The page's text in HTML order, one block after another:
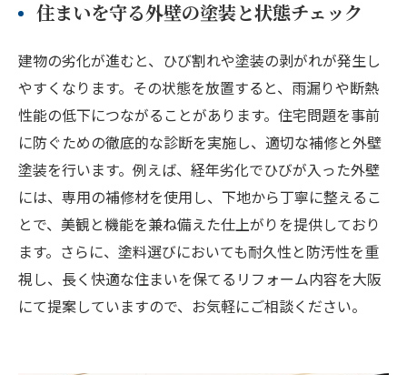
住まいを守る外壁の塗装と状態チェック
建物の劣化が進むと、ひび割れや塗装の剥がれが発生し
やすくなります。その状態を放置すると、雨漏りや断熱
性能の低下につながることがあります。住宅問題を事前
に防ぐための徹底的な診断を実施し、適切な補修と外壁
塗装を行います。例えば、経年劣化でひびが入った外壁
には、専用の補修材を使用し、下地から丁寧に整えるこ
とで、美観と機能を兼ね備えた仕上がりを提供しており
ます。さらに、塗料選びにおいても耐久性と防汚性を重
視し、長く快適な住まいを保てるリフォーム内容を大阪
にて提案していますので、お気軽にご相談ください。